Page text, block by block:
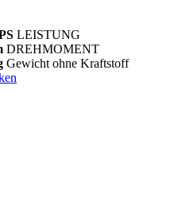
LEISTUNG
DREHMOMENT
Gewicht ohne Kraftstoff